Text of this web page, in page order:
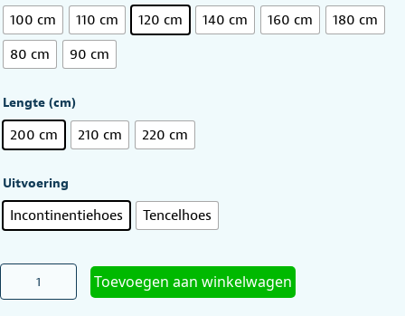
was:
is:
100 cm 110 cm 120 cm 140 cm 160 cm
180 cm
80 cm
90 cm
Lengte (cm)
200 cm 210 cm 220 cm
Uitvoering
Incontinentiehoes Tencelhoes
Matras
Presstige®traagschuimToevoegen aan winkelwagen